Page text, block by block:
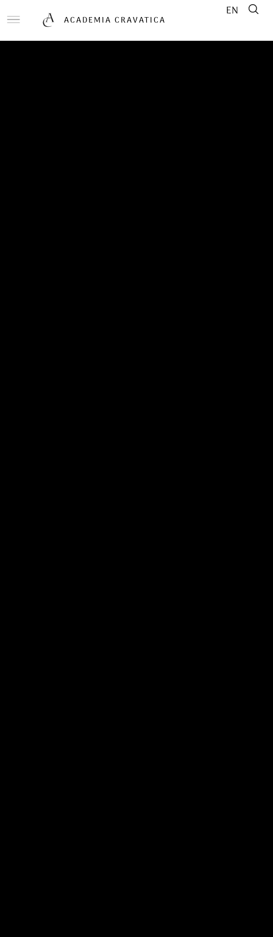
ACADEMIA CRAVATICA
EN